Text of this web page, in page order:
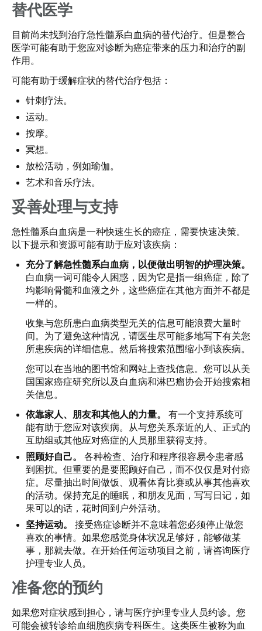
替代医学
目前尚未找到治疗急性髓系白血病的替代治疗。但是整合
医学可能有助于您应对诊断为癌症带来的压力和治疗的副
作用。
可能有助于缓解症状的替代治疗包括：
针刺疗法。
运动。
按摩。
冥想。
放松活动，例如瑜伽。
艺术和音乐疗法。
妥善处理与支持
急性髓系白血病是一种快速生长的癌症，需要快速决策。
以下提示和资源可能有助于应对该疾病：
充分了解急性髓系白血病，以便做出明智的护理决策。
白血病一词可能令人困惑，因为它是指一组癌症，除了
均影响骨髓和血液之外，这些癌症在其他方面并不都是
一样的。
收集与您所患白血病类型无关的信息可能浪费大量时
间。为了避免这种情况，请医生尽可能多地写下有关您
所患疾病的详细信息。然后将搜索范围缩小到该疾病。
您可以在当地的图书馆和网站上查找信息。您可以从美
国国家癌症研究所以及白血病和淋巴瘤协会开始搜索相
关信息。
依靠家人、朋友和其他人的力量。
有一个支持系统可
能有助于您应对该疾病。从与您关系亲近的人、正式的
互助组或其他应对癌症的人员那里获得支持。
照顾好自己。
各种检查、治疗和程序很容易令患者感
到困扰。但重要的是要照顾好自己，而不仅仅是对付癌
症。尽量抽出时间做饭、观看体育比赛或从事其他喜欢
的活动。保持充足的睡眠，和朋友见面，写写日记，如
果可以的话，花时间到户外活动。
坚持运动。
接受癌症诊断并不意味着您必须停止做您
喜欢的事情。如果您感觉身体状况足够好，能够做某
事，那就去做。在开始任何运动项目之前，请咨询医疗
护理专业人员。
准备您的预约
如果您对症状感到担心，请与医疗护理专业人员约诊。您
可能会被转诊给血细胞疾病专科医生。这类医生被称为血